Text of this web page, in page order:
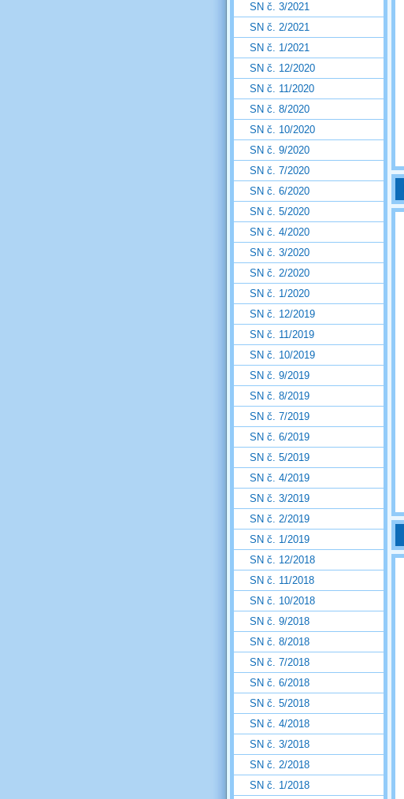
SN č. 3/2021
SN č. 2/2021
SN č. 1/2021
SN č. 12/2020
SN č. 11/2020
SN č. 8/2020
SN č. 10/2020
SN č. 9/2020
SN č. 7/2020
SN č. 6/2020
SN č. 5/2020
SN č. 4/2020
SN č. 3/2020
SN č. 2/2020
SN č. 1/2020
SN č. 12/2019
SN č. 11/2019
SN č. 10/2019
SN č. 9/2019
SN č. 8/2019
SN č. 7/2019
SN č. 6/2019
SN č. 5/2019
SN č. 4/2019
SN č. 3/2019
SN č. 2/2019
SN č. 1/2019
SN č. 12/2018
SN č. 11/2018
SN č. 10/2018
SN č. 9/2018
SN č. 8/2018
SN č. 7/2018
SN č. 6/2018
SN č. 5/2018
SN č. 4/2018
SN č. 3/2018
SN č. 2/2018
SN č. 1/2018